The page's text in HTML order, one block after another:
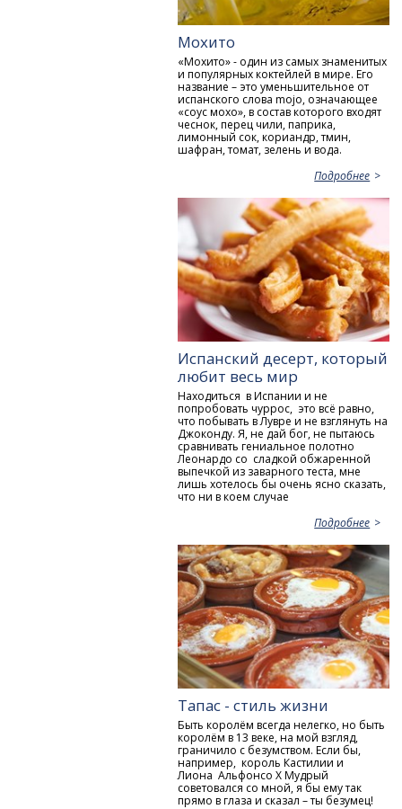
Мохито
«Мохито» - один из самых знаменитых
и популярных коктейлей в мире. Его
название – это уменьшительное от
испанского слова mojo, означающее
«соус мохо», в состав которого входят
чеснок, перец чили, паприка,
лимонный сок, кориандр, тмин,
шафран, томат, зелень и вода.
Подробнее
Испанский десерт, который
любит весь мир
Находиться в Испании и не
попробовать чуррос, это всё равно,
что побывать в Лувре и не взглянуть на
Джоконду. Я, не дай бог, не пытаюсь
сравнивать гениальное полотно
Леонардо со сладкой обжаренной
выпечкой из заварного теста, мне
лишь хотелось бы очень ясно сказать,
что ни в коем случае
Подробнее
Тапас - стиль жизни
Быть королём всегда нелегко, но быть
королём в 13 веке, на мой взгляд,
граничило с безумством. Если бы,
например, король Кастилии и
Лиона Альфонсо X Мудрый
советовался со мной, я бы ему так
прямо в глаза и сказал – ты безумец!